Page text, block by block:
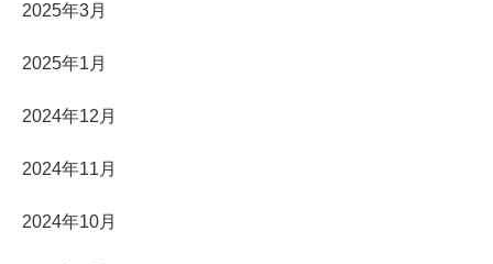
2025年3月
2025年1月
2024年12月
2024年11月
2024年10月